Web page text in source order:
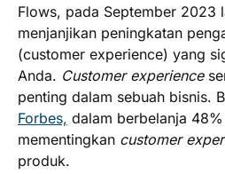
Flows, pada September 2023
menjanjikan peningkatan
(customer experience) yang
Anda. Customer experience
penting dalam sebuah bisnis.
Forbes, dalam berbelanja
mementingkan customer
produk.